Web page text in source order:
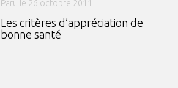
Paru le 26 octobre 2011
Les critères d’appréciation de
bonne santé